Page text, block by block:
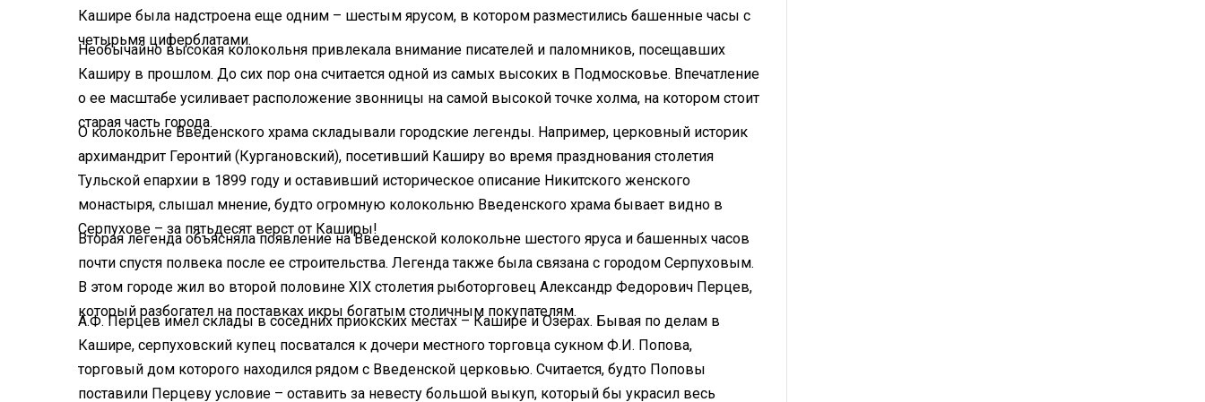
Кашире была надстроена еще одним – шестым ярусом, в котором разместились башенные часы с
четырьмя циферблатами.
Необычайно высокая колокольня привлекала внимание писателей и паломников, посещавших
Каширу в прошлом. До сих пор она считается одной из самых высоких в Подмосковье. Впечатление
о ее масштабе усиливает расположение звонницы на самой высокой точке холма, на котором стоит
старая часть города.
О колокольне Введенского храма складывали городские легенды. Например, церковный историк
архимандрит Геронтий (Кургановский), посетивший Каширу во время празднования столетия
Тульской епархии в 1899 году и оставивший историческое описание Никитского женского
монастыря, слышал мнение, будто огромную колокольню Введенского храма бывает видно в
Серпухове – за пятьдесят верст от Каширы!
Вторая легенда объясняла появление на Введенской колокольне шестого яруса и башенных часов
почти спустя полвека после ее строительства. Легенда также была связана с городом Серпуховым.
В этом городе жил во второй половине XIX столетия рыботорговец Александр Федорович Перцев,
который разбогател на поставках икры богатым столичным покупателям.
А.Ф. Перцев имел склады в соседних приокских местах – Кашире и Озерах. Бывая по делам в
Кашире, серпуховский купец посватался к дочери местного торговца сукном Ф.И. Попова,
торговый дом которого находился рядом с Введенской церковью. Считается, будто Поповы
поставили Перцеву условие – оставить за невесту большой выкуп, который бы украсил весь